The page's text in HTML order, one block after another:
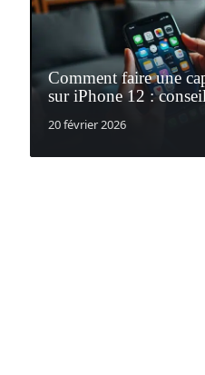
Comment faire une
sur iPhone 12 :
20 février 2026